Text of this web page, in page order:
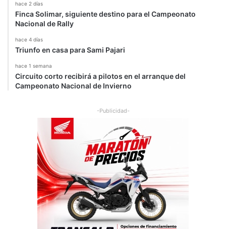
hace 2 días
Finca Solimar, siguiente destino para el Campeonato
Nacional de Rally
hace 4 días
Triunfo en casa para Sami Pajari
hace 1 semana
Circuito corto recibirá a pilotos en el arranque del
Campeonato Nacional de Invierno
-Publicidad-